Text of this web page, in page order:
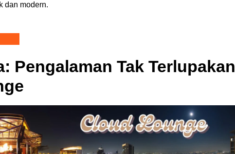
dan modern.
Pengalaman Tak Terlupakan